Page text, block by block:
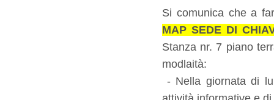
Si comunica che a
MAP SEDE DI
Stanza nr. 7 piano
modlaità:
- Nella giornata di